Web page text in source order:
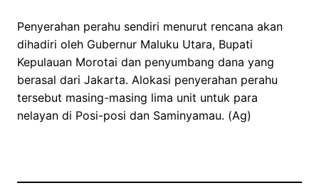
Penyerahan perahu sendiri menurut rencana akan
dihadiri oleh Gubernur Maluku Utara, Bupati
Kepulauan Morotai dan penyumbang dana yang
berasal dari Jakarta. Alokasi penyerahan perahu
tersebut masing-masing lima unit untuk para
nelayan di Posi-posi dan Saminyamau. (Ag)